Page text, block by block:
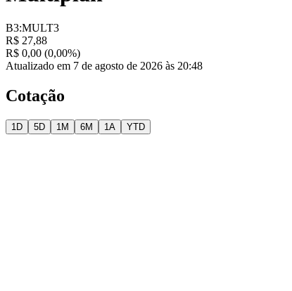
B3:MULT3
R$ 27,88
R$ 0,00 (0,00%)
Atualizado em 7 de agosto de 2026 às 20:48
Cotação
1D 5D 1M 6M 1A YTD